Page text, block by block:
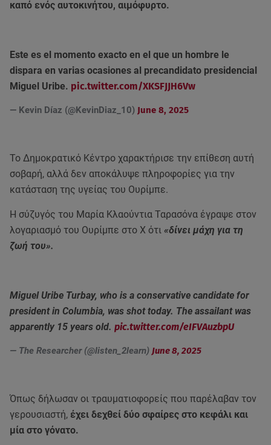
καπό ενός αυτοκινήτου, αιμόφυρτο.
Este es el momento exacto en el que un hombre le
dispara en varias ocasiones al precandidato presidencial
Miguel Uribe. pic.twitter.com/XKSFJJH6Vw
— Kevin Díaz (@KevinDiaz_10) June 8, 2025
Το Δημοκρατικό Κέντρο χαρακτήρισε την επίθεση αυτή
σοβαρή, αλλά δεν αποκάλυψε πληροφορίες για την
κατάσταση της υγείας του Ουρίμπε.
Η σύζυγός του Μαρία Κλαούντια Ταρασόνα έγραψε στον
λογαριασμό του Ουρίμπε στο Χ ότι «δίνει μάχη για τη
ζωή του».
Miguel Uribe Turbay, who is a conservative candidate for
president in Columbia, was shot today. The assailant was
apparently 15 years old. pic.twitter.com/eIFVAuzbpU
— The Researcher (@listen_2learn) June 8, 2025
Όπως δήλωσαν οι τραυματιοφορείς που παρέλαβαν τον
γερουσιαστή, έχει δεχθεί δύο σφαίρες στο κεφάλι και
μία στο γόνατο.